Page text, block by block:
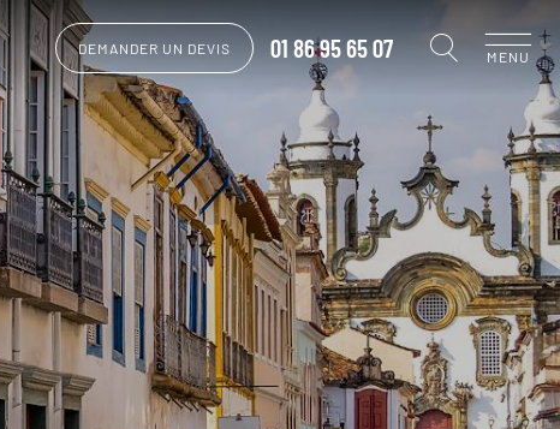
DEMANDER UN DEVIS 01 86 95 65 07 MENU